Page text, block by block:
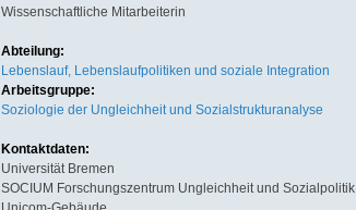
Wissenschaftliche Mitarbeiterin
Abteilung:
Lebenslauf, Lebenslaufpolitiken und soziale Integration
Arbeitsgruppe:
Soziologie der Ungleichheit und Sozialstrukturanalyse
Kontaktdaten:
Universität Bremen
SOCIUM Forschungszentrum Ungleichheit und Sozialpolitik